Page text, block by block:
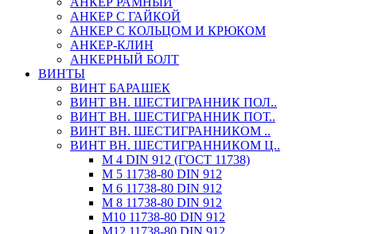
АНКЕР С ГАЙКОЙ
АНКЕР С КОЛЬЦОМ И КРЮКОМ
АНКЕР-КЛИН
АНКЕРНЫЙ БОЛТ
ВИНТЫ
ВИНТ БАРАШЕК
ВИНТ ВН. ШЕСТИГРАННИК ПОЛ..
ВИНТ ВН. ШЕСТИГРАННИК ПОТ..
ВИНТ ВН. ШЕСТИГРАННИКОМ ..
ВИНТ ВН. ШЕСТИГРАННИКОМ Ц..
М 4 DIN 912 (ГОСТ 11738)
М 5 11738-80 DIN 912
М 6 11738-80 DIN 912
М 8 11738-80 DIN 912
М10 11738-80 DIN 912
М12 11738-80 DIN 912